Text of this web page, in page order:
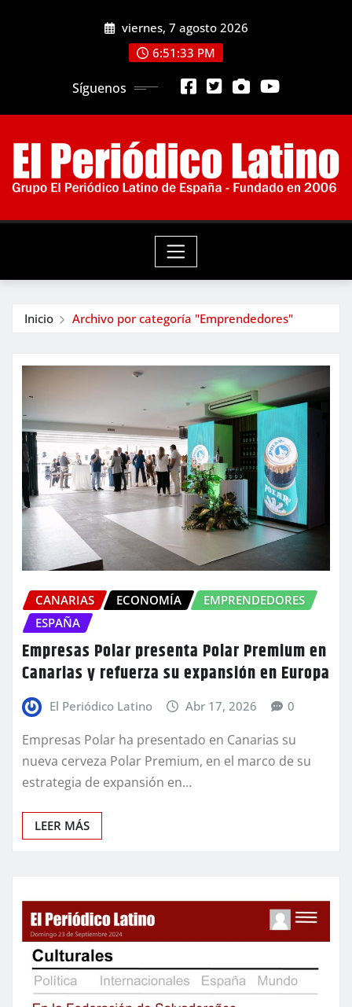
viernes, 7 agosto 2026
6:51:34 PM
Síguenos
Inicio Archivo por categoría "Emprendedores"
CANARIAS ECONOMÍA
EMPRENDEDORES
ESPAÑA
Empresas Polar presenta Polar Premium en
Canarias y refuerza su expansión en Europa
El Periódico Latino Abr 17, 2026 0
Empresas Polar ha presentado en Canarias su
nueva cerveza Polar Premium, en el marco de su
estrategia de expansión en…
LEER MÁS